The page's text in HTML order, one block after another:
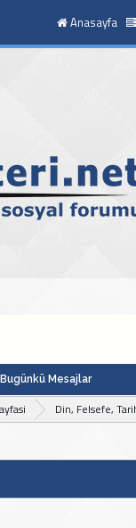
Anasayfa
Bugünkü Mesajlar
Din, Felsefe,